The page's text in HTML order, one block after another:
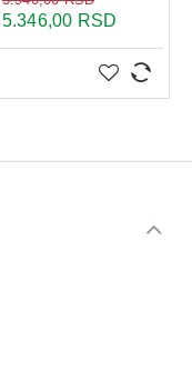
5.346,00 RSD